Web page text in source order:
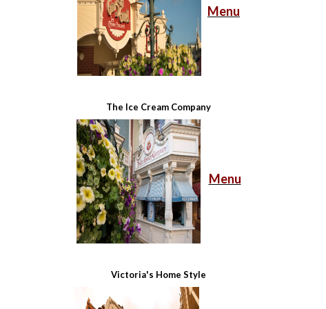
Menu
The Ice Cream Company
Menu
Victoria's Home Style